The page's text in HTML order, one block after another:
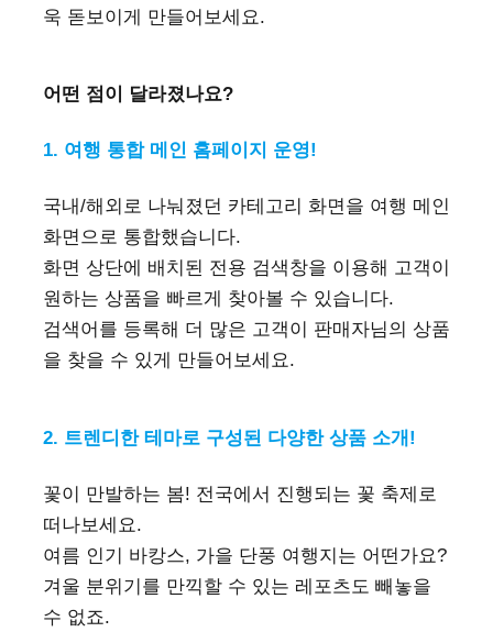
욱 돋보이게 만들어보세요.
어떤 점이 달라졌나요?
1. 여행 통합 메인 홈페이지 운영!
국내/해외로 나눠졌던 카테고리 화면을 여행 메인
화면으로 통합했습니다.
화면 상단에 배치된 전용 검색창을 이용해 고객이
원하는 상품을 빠르게 찾아볼 수 있습니다.
검색어를 등록해 더 많은 고객이 판매자님의 상품
을 찾을 수 있게 만들어보세요.
2. 트렌디한 테마로 구성된 다양한 상품 소개!
꽃이 만발하는 봄! 전국에서 진행되는 꽃 축제로
떠나보세요.
여름 인기 바캉스, 가을 단풍 여행지는 어떤가요?
겨울 분위기를 만끽할 수 있는 레포츠도 빼놓을
수 없죠.